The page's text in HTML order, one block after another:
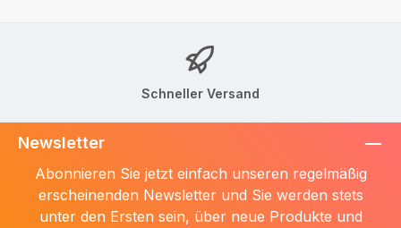
Schneller Versand
Newsletter
Abonnieren Sie jetzt einfach unseren regelmäßig
erscheinenden Newsletter und Sie werden stets
unter den Ersten sein, über neue Produkte und